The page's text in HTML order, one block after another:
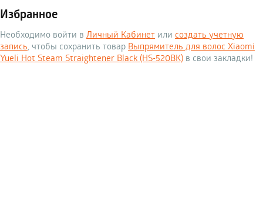
Избранное
Необходимо войти в Личный Кабинет или создать учетную
запись, чтобы сохранить товар Выпрямитель для волос Xiaomi
Yueli Hot Steam Straightener Black (HS-520BK) в свои закладки!